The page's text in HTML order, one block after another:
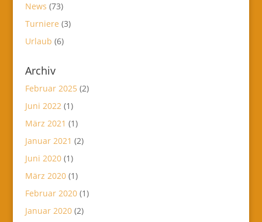
News (73)
Turniere (3)
Urlaub (6)
Archiv
Februar 2025 (2)
Juni 2022(1)
März 2021 (1)
Januar 2021 (2)
Juni 2020(1)
März 2020(1)
Februar 2020(1)
Januar 2020(2)